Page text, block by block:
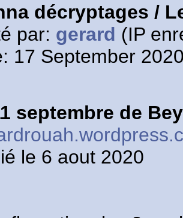
décryptages /
par: gerard (IP
17 September
septembre de
le 6 aout 2020